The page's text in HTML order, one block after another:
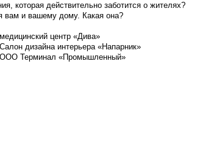
которая действительно заботится о жителях?
вам и вашему дому. Какая она?
центр «Дива»
дизайна интерьера «Напарник»
ООО Терминал «Промышленный»